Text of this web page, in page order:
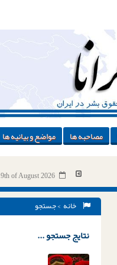
مصاحبه ها مواضع و بیانیه ها
9th of August 2026
خانه > جستجو
نتایج جستجو ...